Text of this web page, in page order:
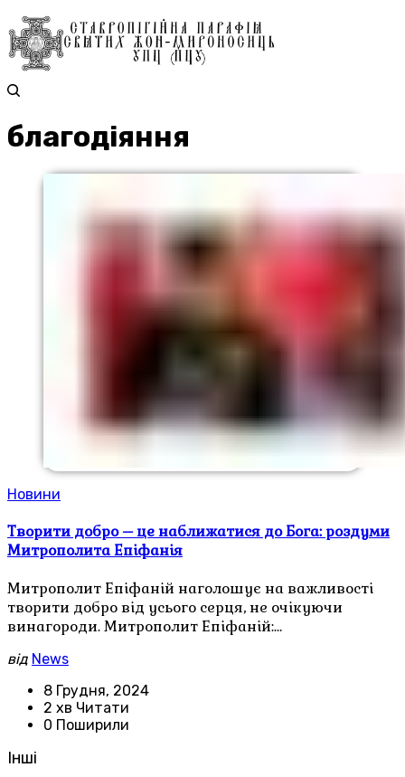
благодіяння
Новини
Творити добро – це наближатися до Бога: роздуми
Митрополита Епіфанія
Митрополит Епіфаній наголошує на важливості
творити добро від усього серця, не очікуючи
винагороди. Митрополит Епіфаній:…
від News
8 Грудня, 2024
2 хв Читати
0 Поширили
Інші